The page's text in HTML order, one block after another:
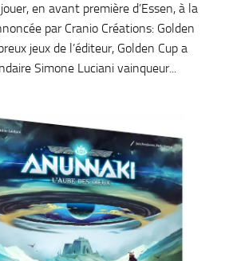
en avant première d’Essen, à la
par Cranio Créations: Golden
jeux de l’éditeur, Golden Cup a
Simone Luciani vainqueur...